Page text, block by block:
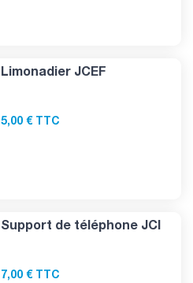
Limonadier JCEF
5,00 € TTC
Support de téléphone JCI
7,00 € TTC